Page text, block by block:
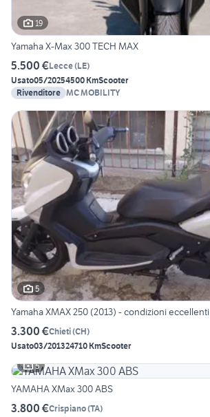
19
Yamaha X-Max 300 TECH MAX
5.500 €Lecce(LE)
Usato05/20254500 KmScooter
Rivenditore MC MOBILITY
5
Yamaha XMAX 250 (2013) - condizioni eccellenti
3.300 €Chieti(CH)
Usato03/201324710 KmScooter
5
YAMAHA XMax 300 ABS
3.800 €Crispiano(TA)